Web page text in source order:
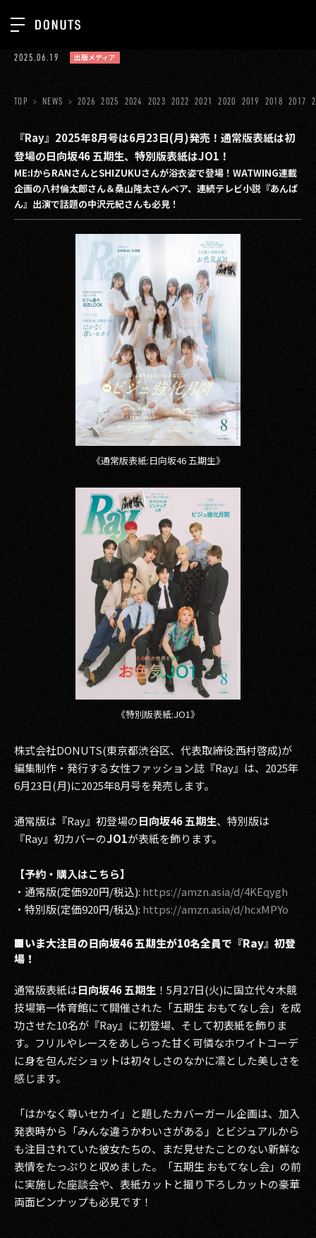
ジョブカン
ゲーム
ミクチャ
医療(CLIUS)
出版メディア
美少女図鑑
イベント
タテドラ
その他事業
2026
2025
2024
2022
2021
2020
2019
2018
2017
2016
2015
2014
2013
2012
2011
2009
TOP
ABOUT
SERVICES
GROUP
RECRUIT
CONTACT
PRIVACY POLICY
2025.06.19 出版メディア
TOP NEWS 2026 2025 2024 2023 2022 2021 2020 2019 2018 2017
『Ray』2025年8月号は6月23日(月)発売！通常版表紙は初
登場の日向坂46 五期生、特別版表紙はJO1！
ME:IからRANさんとSHIZUKUさんが浴衣姿で登場！WATWING連載
企画の八村倫太郎さん＆桑山隆太さんペア、連続テレビ小説『あんぱ
ん』出演で話題の中沢元紀さんも必見！
《通常版表紙:日向坂46 五期生》
《特別版表紙:JO1》
株式会社DONUTS(東京都渋谷区、代表取締役:西村啓成)が
編集制作・発行する女性ファッション誌『Ray』は、2025年
6月23日(月)に2025年8月号を発売します。
通常版は『Ray』初登場の日向坂46 五期生、特別版は
『Ray』初カバーのJO1が表紙を飾ります。
【予約・購入はこちら】
・通常版(定価920円/税込): https://amzn.asia/d/4KEqygh
・特別版(定価920円/税込): https://amzn.asia/d/hcxMPYo
■いま大注目の日向坂46 五期生が10名全員で『Ray』初登
場！
通常版表紙は日向坂46 五期生 ！5月27日(火)に国立代々木競
技場第一体育館にて開催された「五期生 おもてなし会」を成
功させた10名が『Ray』に初登場、そして初表紙を飾りま
す。フリルやレースをあしらった甘く可憐なホワイトコーデ
に身を包んだショットは初々しさのなかに凛とした美しさを
感じます。
「はかなく尊いセカイ」と題したカバーガール企画は、加入
発表時から「みんな違うかわいさがある」とビジュアルから
も注目されていた彼女たちの、まだ見せたことのない新鮮な
表情をたっぷりと収めました。「五期生 おもてなし会」の前
に実施した座談会や、表紙カットと撮り下ろしカットの豪華
両面ピンナップも必見です！